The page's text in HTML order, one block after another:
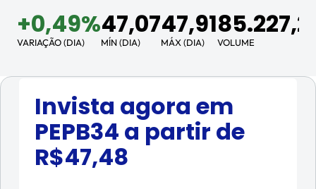
+0,49%
VARIAÇÃO (DIA)
47,07
MÍN (DIA)
47,91
MÁX (DIA) VOLUME
Invista agora em
PEPB34 a partir de
R$47,48